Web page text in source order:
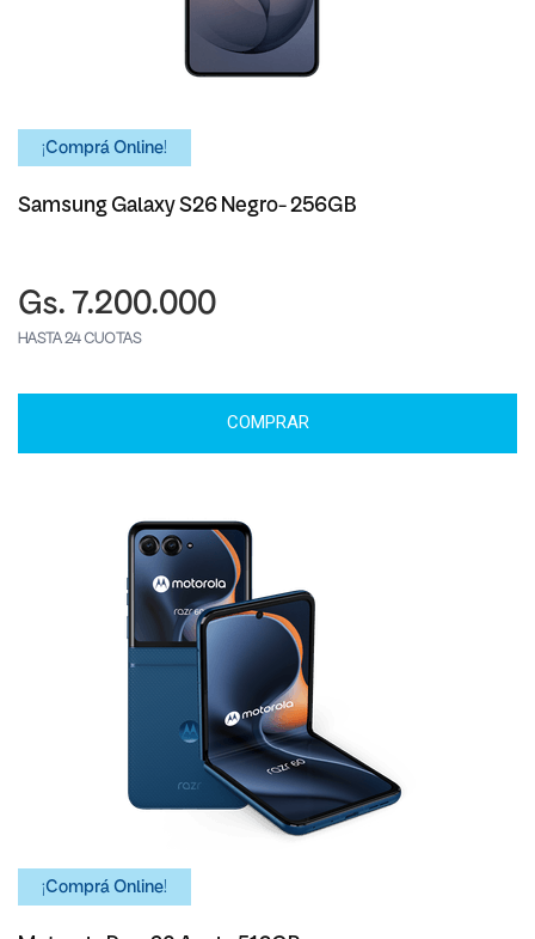
¡Comprá Online!
Samsung Galaxy S26 Negro- 256GB
Gs. 7.200.000
HASTA 24 CUOTAS
COMPRAR
¡Comprá Online!